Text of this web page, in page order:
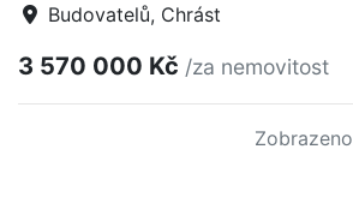
Budovatelů, Chrást
3 570 000 Kč /za nemovitost
Zobrazeno